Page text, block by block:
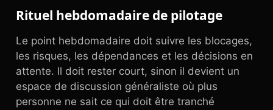
Rituel hebdomadaire de pilotage
Le point hebdomadaire doit suivre les blocages,
les risques, les dépendances et les décisions en
attente. Il doit rester court, sinon il devient un
espace de discussion généraliste où plus
personne ne sait ce qui doit être tranché